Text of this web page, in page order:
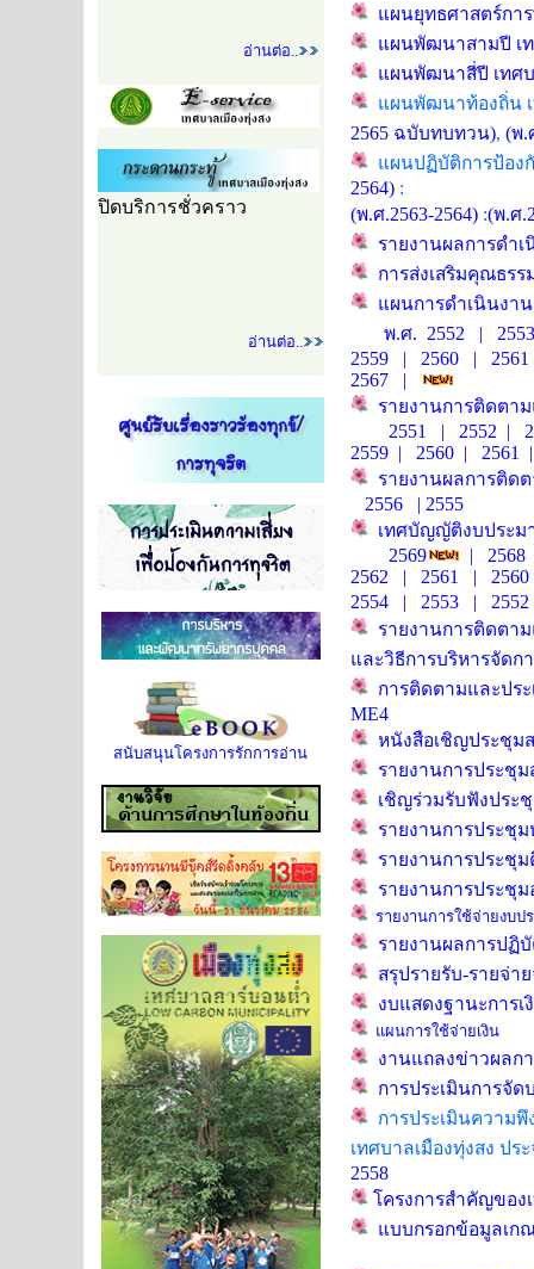
อ่านต่อ..
อ่านต่อ..
สนับสนุนโครงการรักการอ่าน
แผนยุทธศาสตร์กา
แผนพัฒนาสามปี เท
แผนพัฒนาสี่ปี เทศบ
แผนพัฒนาท้องถิ่น
2565 ฉบับทบทวน), (พ.
แผนปฏิบัติการป้อง
2564) :
(พ.ศ.2563-2564) :(พ.ศ
รายงานผลการดำ
การส่งเสริมคุณธรร
แผนการดำเนินงา
พ.ศ. 2552 | 2553
2559
| 2560 | 2561
2567
|
รายงานการติดตา
2551
| 2552 |
2559 | 2560 | 2561
รายงานผลการติด
2556 | 2555
เทศบัญญัติงบประม
2569
| 2568
2562
| 2561 | 2560
2554
| 2553 | 2552
รายงานการติดตา
และวิธีการบริหารจัดก
การติดตามและปร
ME4
หนังสือเชิญประชุม
รายงานการประชุม
เชิญร่วมรับฟังประ
รายงานการประชุ
รายงานการประชุ
รายงานการประชุ
รายงานการใช้จ่ายงบ
รายงานผลการปฏิ
สรุปรายรับ-รายจ่า
งบแสดงฐานะการเ
แผนการใช้จ่ายเงิน
งานแถลงข่าวผลกา
การประเมินการจั
การประเมินความ
เทศบาลเมืองทุ่งสง ปร
2558
โครงการสำคัญของ
แบบกรอกข้อมูลเก